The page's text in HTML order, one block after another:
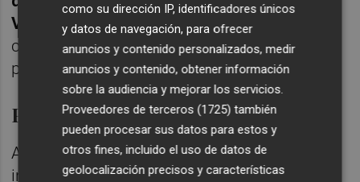
Valencianay fomentar la transferencia de
conocimiento e innovación al tejido
productivo tradicional de este territorio.
Programa de presentaciones
Así, Distrito Digital acogerá en sus
instalaciones la presentación oficial del
como su dirección IP, identificadores únicos
y datos de navegación, para ofrecer
anuncios y contenido personalizados, medir
anuncios y contenido, obtener información
sobre la audiencia y mejorar los servicios.
Proveedores de terceros (1725) también
pueden procesar sus datos para estos y
otros fines, incluido el uso de datos de
geolocalización precisos y características